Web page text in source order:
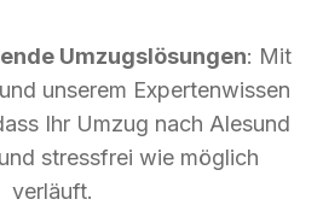
Umzugslösungen: Mit
unserem Expertenwissen
Ihr Umzug nach Alesund
stressfrei wie möglich
verläuft.